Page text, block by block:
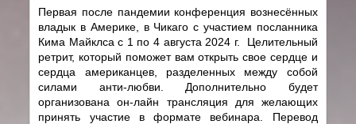
Первая после пандемии конференция вознесённых
владык в Америке, в Чикаго с участием посланника
Кима Майклсас 1 по 4 августа 2024 г.
Целительный
ретрит, который поможет вам открыть свое сердце и
сердца американцев, разделенных между собой
силами анти-любви. Дополнительно будет
организована он-лайн трансляция для желающих
принять участие в формате вебинара. Перевод